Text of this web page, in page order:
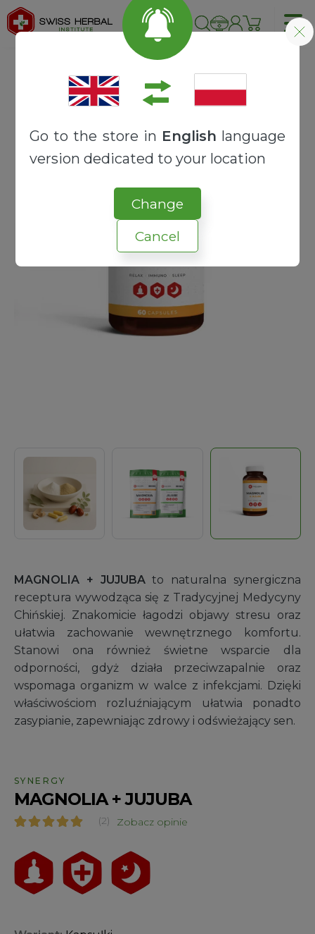
Go to the store in English language
version dedicated to your location
Change
Cancel
Strona główna RECEPTURY SYNERGY
MAGNOLIA + JUJUBAto naturalna synergiczna
receptura wywodząca się z Tradycyjnej Medycyny
Chińskiej. Znakomicie łagodzi objawy stresu oraz
ułatwia zachowanie wewnętrznego komfortu.
Stanowi ona również świetne wsparcie dla
odporności, gdyż działa przeciwzapalnie oraz
wspomaga organizm w walce z infekcjami. Dzięki
właściwościom rozluźniającym ułatwia ponadto
zasypianie, zapewniając zdrowy i odświeżający sen.
SYNERGY
MAGNOLIA + JUJUBA
na 5 na
podstawie
ocen
klientów
(2) Zobacz opinie